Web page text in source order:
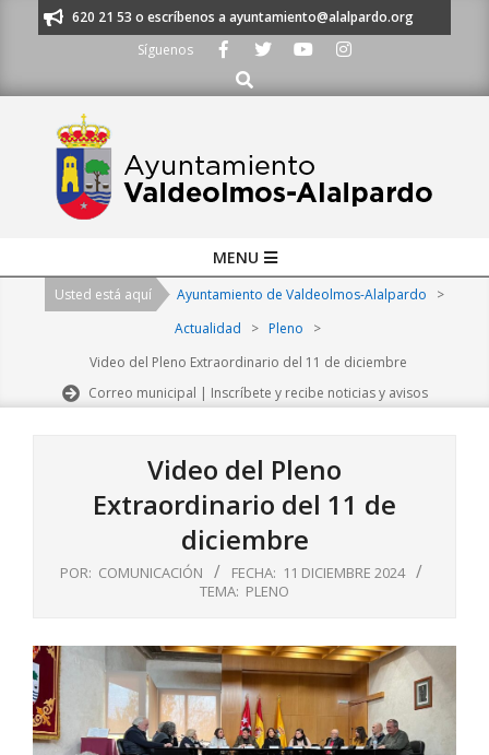
al 91 620 21 53 o escríbenos a ayuntamiento@alalpardo.org
Síguenos
Buscar
Navigation
MENU
Usted está aquí Ayuntamiento de Valdeolmos-Alalpardo
>
Actualidad
> Pleno
>
Video del Pleno Extraordinario del 11 de diciembre
Correo municipal | Inscríbete y recibe noticias y avisos
Video del Pleno
Extraordinario del 11 de
diciembre
POR: COMUNICACIÓN FECHA: 11 DICIEMBRE 2024
TEMA: PLENO